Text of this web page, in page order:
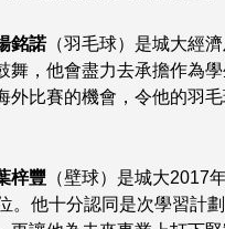
銘諾（羽毛球）是城大經
舞，他會盡力去承擔作為
外比賽的機會，令他的羽
梓豐 （壁球）是城大2017
。他十分認同是次學習計